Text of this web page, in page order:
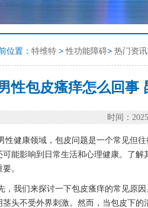
位置： 特维特 >性功能障碍> 热门资讯
性包皮瘙痒怎么回事
时间：
性健康领域，包皮问题是一个常见但
可能影响到日常生活和心理健康。了
。
，我们来探讨一下包皮瘙痒的常见原
茎头不受外界刺激。然而，当包皮下